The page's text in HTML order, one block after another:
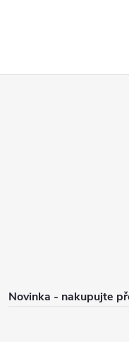
Novinka - nakupujte